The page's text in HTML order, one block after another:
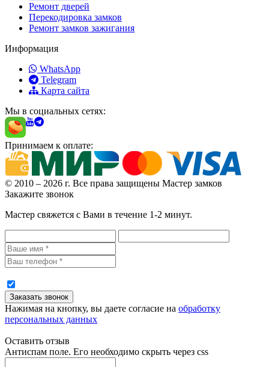
Ремонт дверей
Перекодировка замков
Ремонт замков зажигания
Информация
WhatsApp
Telegram
Карта сайта
Мы в социальных сетях:
Принимаем к оплате:
© 2010 – 2026 г. Все права защищены Мастер замков
Закажите звонок
Мастер свяжется с Вами в течение 1-2 минут.
Нажимая на кнопку, вы даете согласие на обработку
персональных данных
Оставить отзыв
Антиспам поле. Его необходимо скрыть через css